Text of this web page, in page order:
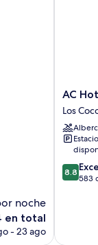
noche
en total
- 23 ago
AC
Hotel
by
Marriott
Santa
Marta
Los
Cocos
AC
Los
8.8
de
8.8
583